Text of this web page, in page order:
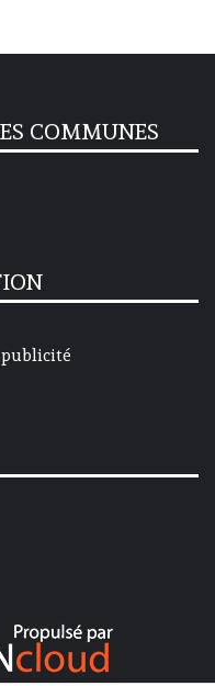
COMMUNES
publicité